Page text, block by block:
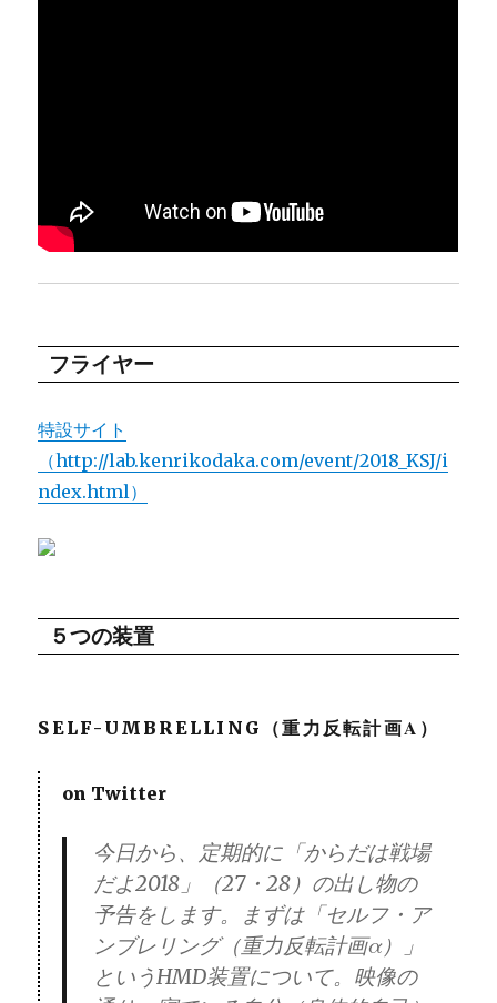
フライヤー
特設サイト
（http://lab.kenrikodaka.com/event/2018_KSJ/i
ndex.html）
５つの装置
SELF-UMBRELLING（重力反転計画Α）
on Twitter
今日から、定期的に「からだは戦場
だよ2018」（27・28）の出し物の
予告をします。まずは「セルフ・ア
ンブレリング（重力反転計画α）」
というHMD装置について。映像の